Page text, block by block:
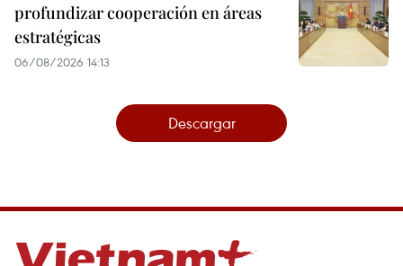
profundizar cooperación en áreas
estratégicas
06/08/2026 14:13
Descargar